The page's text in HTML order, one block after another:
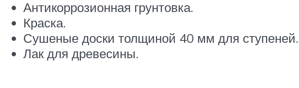
Антикоррозионная грунтовка.
Краска.
Сушеные доски толщиной 40 мм для ступеней.
Лак для древесины.